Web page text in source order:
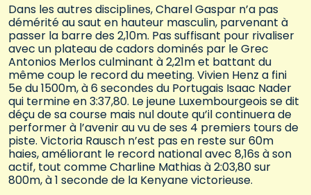
Dans les autres disciplines, Charel Gaspar n’a pas
démérité au saut en hauteur masculin, parvenant à
passer la barre des 2,10m. Pas suffisant pour rivaliser
avec un plateau de cadors dominés par le Grec
Antonios Merlos culminant à 2,21m et battant du
même coup le record du meeting. Vivien Henz a fini
5e du 1500m, à 6 secondes du Portugais Isaac Nader
qui termine en 3:37,80. Le jeune Luxembourgeois se dit
déçu de sa course mais nul doute qu’il continuera de
performer à l’avenir au vu de ses 4 premiers tours de
piste. Victoria Rausch n’est pas en reste sur 60m
haies, améliorant le record national avec 8,16s à son
actif, tout comme Charline Mathias à 2:03,80 sur
800m, à 1 seconde de la Kenyane victorieuse.